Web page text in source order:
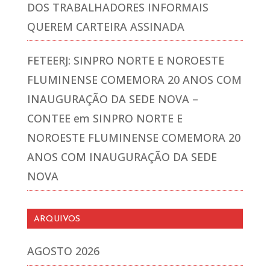
DOS TRABALHADORES INFORMAIS
QUEREM CARTEIRA ASSINADA
FETEERJ: SINPRO NORTE E NOROESTE
FLUMINENSE COMEMORA 20 ANOS COM
INAUGURAÇÃO DA SEDE NOVA –
CONTEE em SINPRO NORTE E
NOROESTE FLUMINENSE COMEMORA 20
ANOS COM INAUGURAÇÃO DA SEDE
NOVA
ARQUIVOS
AGOSTO 2026